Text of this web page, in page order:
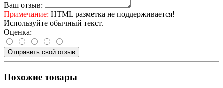
Ваш отзыв:
Примечание: HTML разметка не поддерживается!
Используйте обычный текст.
Оценка:
Отправить свой отзыв
Похожие товары